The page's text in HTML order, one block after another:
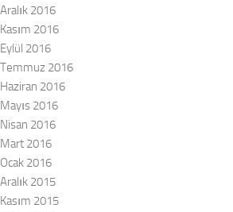
Aralık 2016
Kasım 2016
Eylül 2016
Temmuz 2016
Haziran 2016
Mayıs 2016
Nisan 2016
Mart 2016
Ocak 2016
Aralık 2015
Kasım 2015